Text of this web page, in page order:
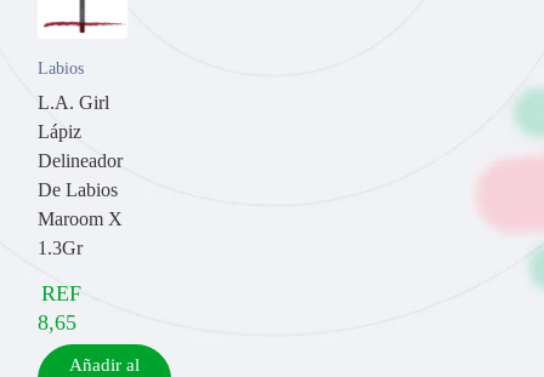
Labios
L.A. Girl
Lápiz
Delineador
De Labios
Maroom X
1.3Gr
REF
8,65
Añadir al